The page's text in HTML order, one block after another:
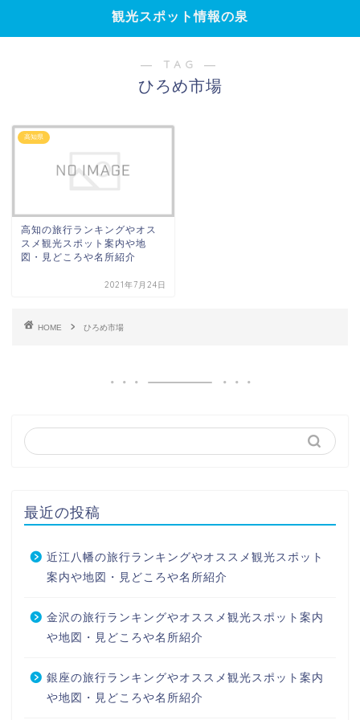
観光スポット情報の泉
― TAG ―
ひろめ市場
高知県
高知の旅行ランキングやオス
スメ観光スポット案内や地
図・見どころや名所紹介
2021年7月24日
HOME ひろめ市場
最近の投稿
近江八幡の旅行ランキングやオススメ観光スポット
案内や地図・見どころや名所紹介
金沢の旅行ランキングやオススメ観光スポット案内
や地図・見どころや名所紹介
銀座の旅行ランキングやオススメ観光スポット案内
や地図・見どころや名所紹介